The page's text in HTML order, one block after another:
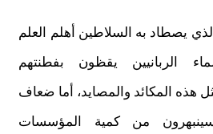
يصطاد به السلاطين أهلم العلم
الربانيين يقظون بفطنتهم
هذه المكائد والمصايد، أما ضعاف
من كمية المؤسسات